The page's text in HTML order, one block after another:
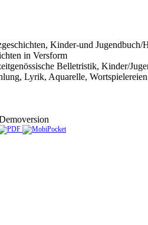
Kinder-und
in Versform
Belletristik, Kinder/
Lyrik, Aquarelle, Wortspielereien